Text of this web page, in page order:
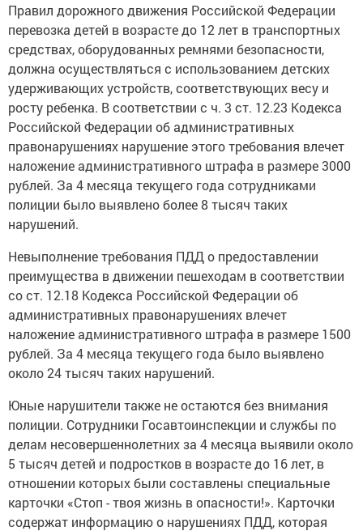
Правил дорожного движения Российской Федерации
перевозка детей в возрасте до 12 лет в транспортных
средствах, оборудованных ремнями безопасности,
должна осуществляться с использованием детских
удерживающих устройств, соответствующих весу и
росту ребенка. В соответствии с ч. 3 ст. 12.23 Кодекса
Российской Федерации об административных
правонарушениях нарушение этого требования влечет
наложение административного штрафа в размере 3000
рублей. За 4 месяца текущего года сотрудниками
полиции было выявлено более 8 тысяч таких
нарушений.
Невыполнение требования ПДД о предоставлении
преимущества в движении пешеходам в соответствии
со ст. 12.18 Кодекса Российской Федерации об
административных правонарушениях влечет
наложение административного штрафа в размере 1500
рублей. За 4 месяца текущего года было выявлено
около 24 тысяч таких нарушений.
Юные нарушители также не остаются без внимания
полиции. Сотрудники Госавтоинспекции и службы по
делам несовершеннолетних за 4 месяца выявили около
5 тысяч детей и подростков в возрасте до 16 лет, в
отношении которых были составлены специальные
карточки «Стоп - твоя жизнь в опасности!». Карточки
содержат информацию о нарушениях ПДД, которая